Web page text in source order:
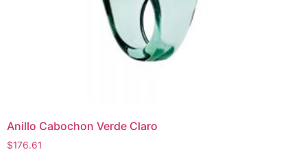
Anillo Cabochon Verde Claro
$176.61